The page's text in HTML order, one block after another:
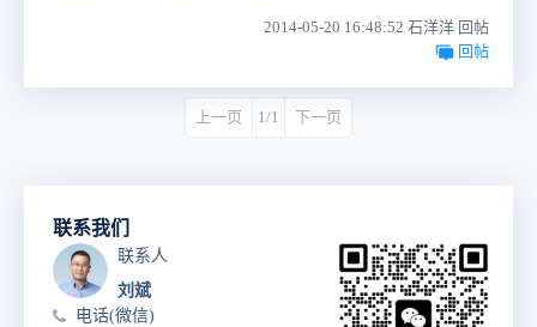
2014-05-20 16:48:52 石洋洋 回帖
回帖
上一页 1/1 下一页
联系我们
联系人
刘斌
电话(微信)